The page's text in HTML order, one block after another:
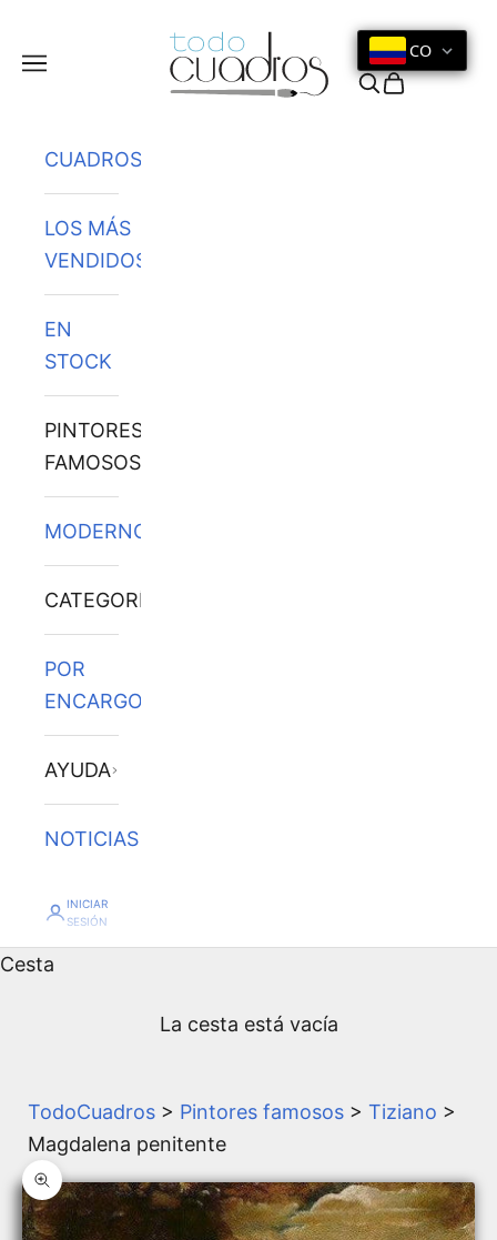
Menú
CO
Buscar
Cesta
CUADROS
LOS MÁS
VENDIDOS
EN
STOCK
PINTORES
FAMOSOS
MODERNOS
CATEGORÍAS
POR
ENCARGO
AYUDA
NOTICIAS
INICIAR
SESIÓN
Cesta
La cesta está vacía
TodoCuadros > Pintores famosos > Tiziano >
Magdalena penitente
Zoom